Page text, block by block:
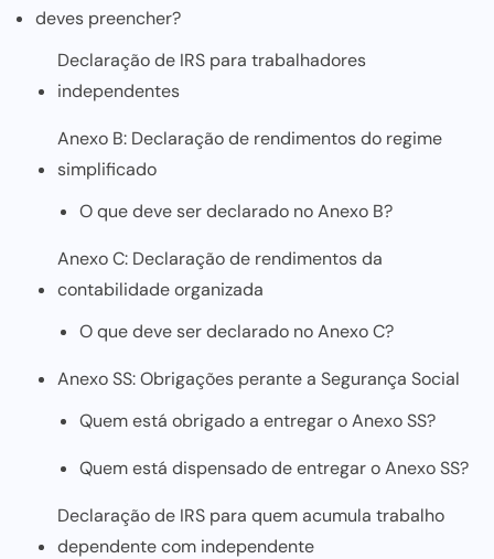
deves preencher?
Declaração de IRS para trabalhadores
independentes
Anexo B: Declaração de rendimentos do regime
simplificado
O que deve ser declarado no Anexo B?
Anexo C: Declaração de rendimentos da
contabilidade organizada
O que deve ser declarado no Anexo C?
Anexo SS: Obrigações perante a Segurança Social
Quem está obrigado a entregar o Anexo SS?
Quem está dispensado de entregar o Anexo SS?
Declaração de IRS para quem acumula trabalho
dependente com independente